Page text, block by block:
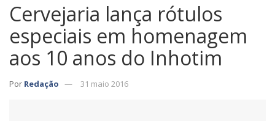
Cervejaria lança rótulos
especiais em homenagem
aos 10 anos do Inhotim
Por Redação 31 maio 2016